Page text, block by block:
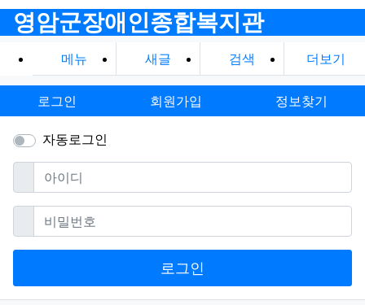
영암군장애인종합복지관
메뉴 새글 검색 더보기
로그인 회원가입 정보찾기
자동로그인
아이디필수
비밀번호필수
로그인